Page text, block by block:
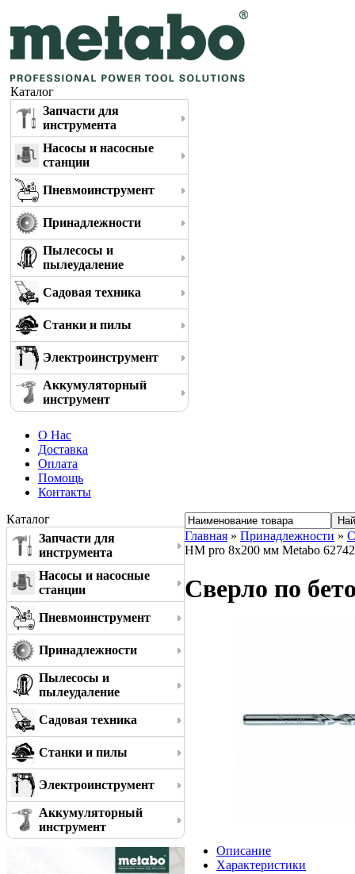
Каталог
Запчасти для
инструмента
Насосы и насосные
станции
Пневмоинструмент
Принадлежности
Пылесосы и
пылеудаление
Садовая техника
Станки и пилы
Электроинструмент
Аккумуляторный
инструмент
О Нас
Доставка
Оплата
Помощь
Контакты
Каталог
Запчасти для
инструмента
Насосы и насосные
станции
Пневмоинструмент
Принадлежности
Пылесосы и
пылеудаление
Садовая техника
Станки и пилы
Электроинструмент
Аккумуляторный
инструмент
Главная » Принадлежности »
HM pro 8x200 мм Metabo
Сверло по
Описание
Характеристики